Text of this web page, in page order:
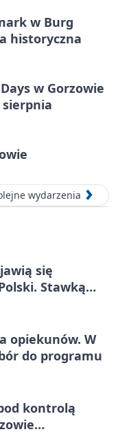
w Burg
historyczna
w Gorzowie
wydarzenia
się
Stawką
opiekunów. W
do programu
kontrolą